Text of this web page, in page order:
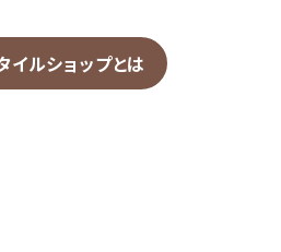
イルショップとは